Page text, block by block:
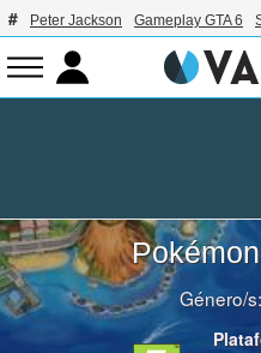
Peter Jackson Gameplay GTA 6
Género/s: